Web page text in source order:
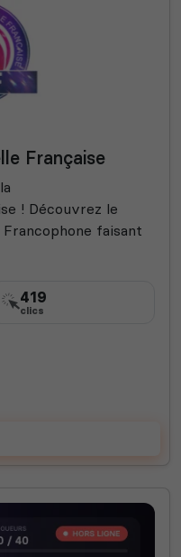
Française
! Découvrez le
faisant
419
clics